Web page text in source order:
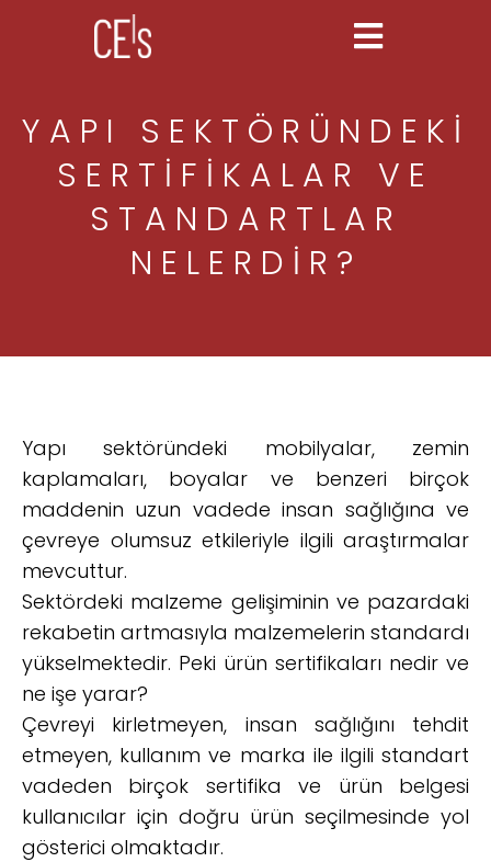
YAPI SEKTÖRÜNDEKI
SERTIFIKALAR VE
STANDARTLAR
NELERDIR?
Yapı sektöründeki mobilyalar, zemin
kaplamaları, boyalar ve benzeri birçok
maddenin uzun vadede insan sağlığına ve
çevreye olumsuz etkileriyle ilgili araştırmalar
mevcuttur.
Sektördeki malzeme gelişiminin ve pazardaki
rekabetin artmasıyla malzemelerin standardı
yükselmektedir. Peki ürün sertifikaları nedir ve
ne işe yarar?
Çevreyi kirletmeyen, insan sağlığını tehdit
etmeyen, kullanım ve marka ile ilgili standart
vadeden birçok sertifika ve ürün belgesi
kullanıcılar için doğru ürün seçilmesinde yol
gösterici olmaktadır.